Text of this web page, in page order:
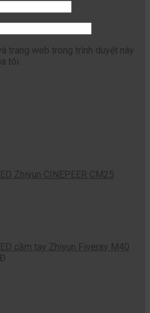
trang web trong trình duyệt này
tôi.
Zhiyun CINEPEER CM25
cầm tay Zhiyun Fiveray M40